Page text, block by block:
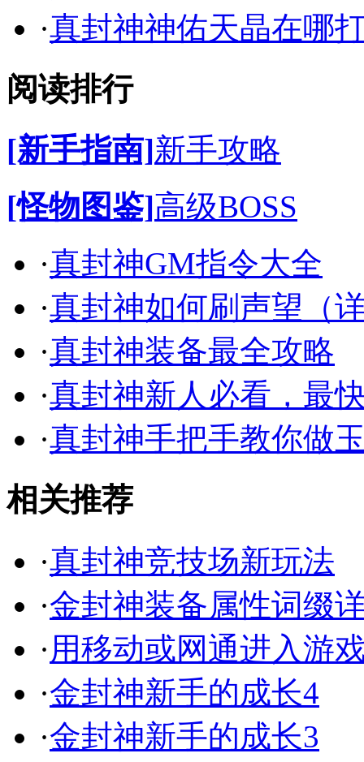
·真封神神佑天晶在哪
阅读排行
[新手指南]新手攻略
[怪物图鉴]高级BOSS
·真封神GM指令大全
·真封神如何刷声望（
·真封神装备最全攻略
·真封神新人必看，最
·真封神手把手教你做
相关推荐
·真封神竞技场新玩法
·金封神装备属性词缀
·用移动或网通进入游
·金封神新手的成长4
·金封神新手的成长3